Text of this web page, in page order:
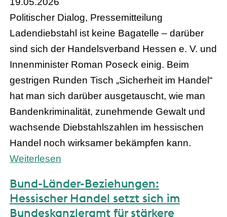
Politischer Dialog, Pressemitteilung
Ladendiebstahl ist keine Bagatelle – darüber
sind sich der Handelsverband Hessen e. V. und
Innenminister Roman Poseck einig. Beim
gestrigen Runden Tisch „Sicherheit im Handel“
hat man sich darüber ausgetauscht, wie man
Bandenkriminalität, zunehmende Gewalt und
wachsende Diebstahlszahlen im hessischen
Handel noch wirksamer bekämpfen kann.
Weiterlesen
Bund-Länder-Beziehungen:
Hessischer Handel setzt sich im
Bundeskanzleramt für stärkere